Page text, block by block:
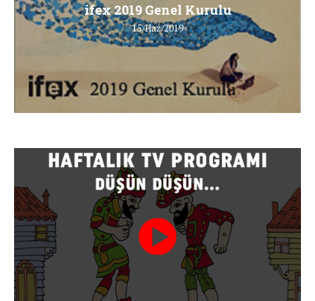
ifex 2019 Genel Kurulu
15/Haz/2019